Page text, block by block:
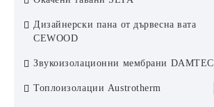
KCS Армстронг
Ламелен метален окачен таван
Дизайнерски пана от дървесна вата
CEWOOD
Звукоизолационни мембрани DAMTEC
Топлоизолации Austrotherm